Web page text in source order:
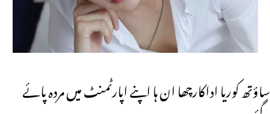
ساؤتھ کوریا اداکارچھا ان ہا اپنے اپارٹمنٹ میں مردہ پائے